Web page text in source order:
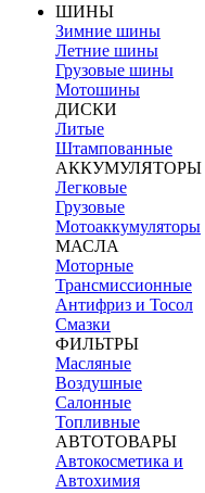
ШИНЫ
Зимние шины
Летние шины
Грузовые шины
Мотошины
ДИСКИ
Литые
Штампованные
АККУМУЛЯТОРЫ
Легковые
Грузовые
Мотоаккумуляторы
МАСЛА
Моторные
Трансмиссионные
Антифриз и Тосол
Смазки
ФИЛЬТРЫ
Масляные
Воздушные
Салонные
Топливные
АВТОТОВАРЫ
Автокосметика и
Автохимия